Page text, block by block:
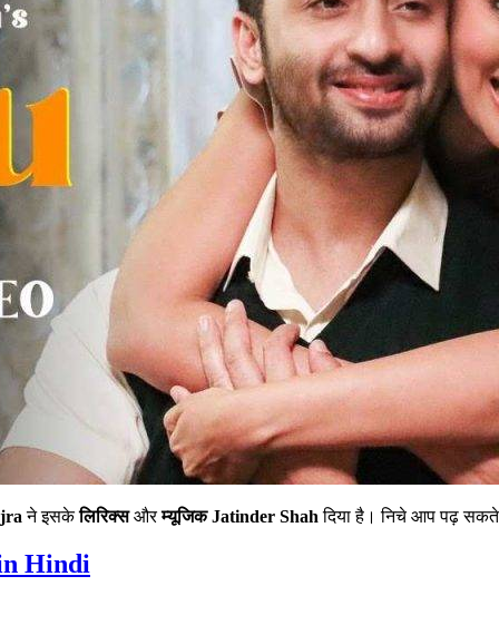
ने इसकेलिरिक्सऔरम्यूजिक Jatinder Shah दिया है। निचे आप पढ़
Hindi